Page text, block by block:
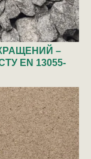
–
EN 13055-